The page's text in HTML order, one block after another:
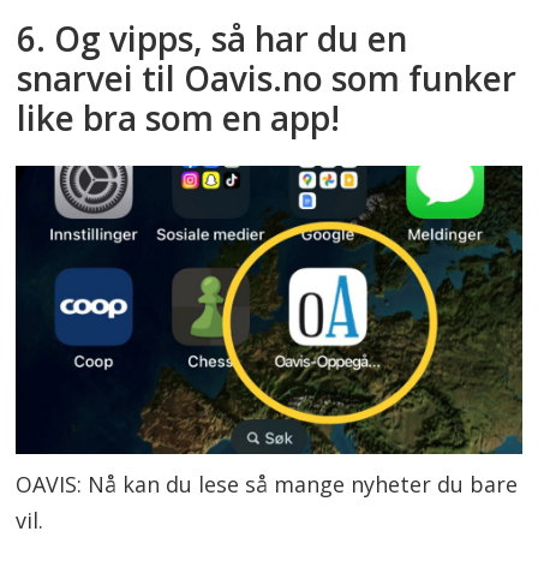
6. Og vipps, så har du en
snarvei til Oavis.no som funker
like bra som en app!
OAVIS: Nå kan du lese så mange nyheter du bare
vil.